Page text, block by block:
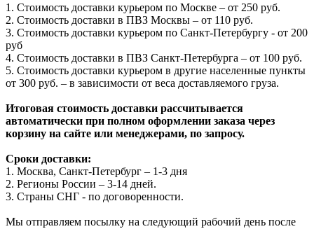
1. Стоимость доставки курьером по Москве – от 250 руб.
2. Стоимость доставки в ПВЗ Москвы – от 110 руб.
3. Стоимость доставки курьером по Санкт-Петербургу - от 200
руб
4. Стоимость доставки в ПВЗ Санкт-Петербурга – от 100 руб.
5. Стоимость доставки курьером в другие населенные пункты
от 300 руб. – в зависимости от веса доставляемого груза.
Итоговая стоимость доставки рассчитывается
автоматически при полном оформлении заказа через
корзину на сайте или менеджерами, по запросу.
Сроки доставки:
1. Москва, Санкт-Петербург – 1-3 дня
2. Регионы России – 3-14 дней.​
3. Страны СНГ - по договоренности.
Мы отправляем посылку на следующий рабочий день после